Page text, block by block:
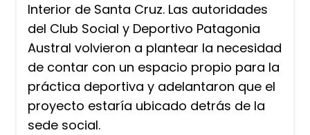
Interior de Santa Cruz. Las autoridades
del Club Social y Deportivo Patagonia
Austral volvieron a plantear la necesidad
de contar con un espacio propio para la
práctica deportiva y adelantaron que el
proyecto estaría ubicado detrás de la
sede social.